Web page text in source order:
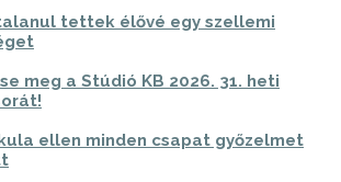
tettek élővé egy szellemi
meg a Stúdió KB 2026. 31. heti
ellen minden csapat győzelmet